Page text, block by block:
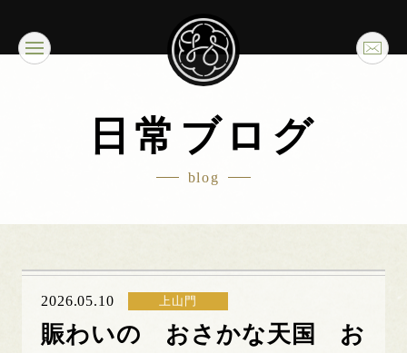
日常ブログ
blog
2026.05.10 上山門
賑わいの おさかな天国 お